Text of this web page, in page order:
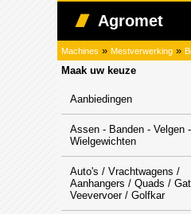
Agromet
Machines » Mestverwerking »
Maak uw keuze
Aanbiedingen
Assen - Banden - Velgen -
Wielgewichten
Auto's / Vrachtwagens /
Aanhangers / Quads /
Veevervoer / Golfkar